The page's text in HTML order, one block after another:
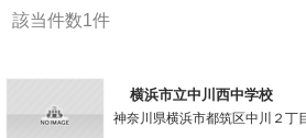
該当件数1件
横浜市立中川西中学校
神奈川県横浜市都筑区中川２丁